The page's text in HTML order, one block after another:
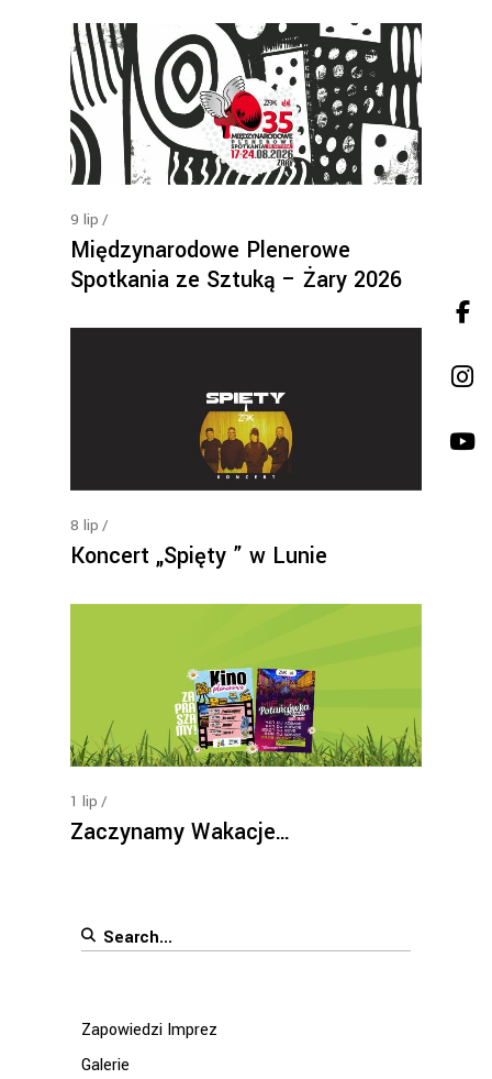
9 lip
Międzynarodowe Plenerowe
Spotkania ze Sztuką – Żary 2026
8 lip
Koncert „Spięty ” w Lunie
1 lip
Zaczynamy Wakacje…
Search
Zapowiedzi Imprez
Galerie